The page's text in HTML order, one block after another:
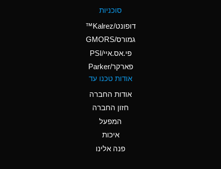
Ammonium Persulfate
Ammonium Phosphate
A
Ammonium Sulfate
A
Amyl Acetate (Banana
סוכניות
דופונט/Kalrez™
גמורס/GMORS
פי.אס.איי/PSI
פארקר/Parker
אודות טכנו עד
אודות החברה
חזון החברה
המפעל
איכות
פנה אלינו